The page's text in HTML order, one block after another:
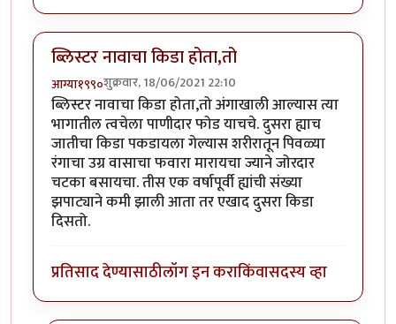
ब्लिस्टर नावाचा किडा होता,तो
आग्या१९९०शुक्रवार, 18/06/2021 22:10
ब्लिस्टर नावाचा किडा होता,तो अंगाखाली आल्यास त्या
भागातील त्वचेला पाणीदार फोड याचचे. दुसरा ह्याच
जातीचा किडा पकडायला गेल्यास शरीरातून पिवळ्या
रंगाचा उग्र वासाचा फवारा मारायचा ज्याने जोरदार
चटका बसायचा. तीस एक वर्षापूर्वी ह्यांची संख्या
झपाट्याने कमी झाली आता तर एखाद दुसरा किडा
दिसतो.
प्रतिसाद देण्यासाठीलॉग इन कराकिंवासदस्य व्हा